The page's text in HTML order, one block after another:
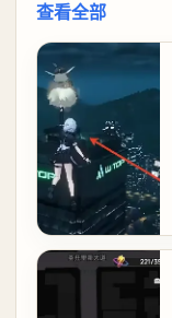
查看全部